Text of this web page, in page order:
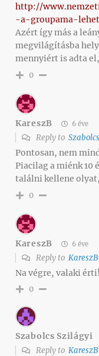
http://
-a-groupama-
Azért így más a
megvilágításba
mennyiért is adta
0
KareszB 6 éve
Reply to
Pontosan, nem
Piacilag a miénk 10
találni kellene
0
KareszB 6 éve
Reply to KareszB
Na végre, valaki érti!
0
Szabolcs Szilágyi
Reply to KareszB